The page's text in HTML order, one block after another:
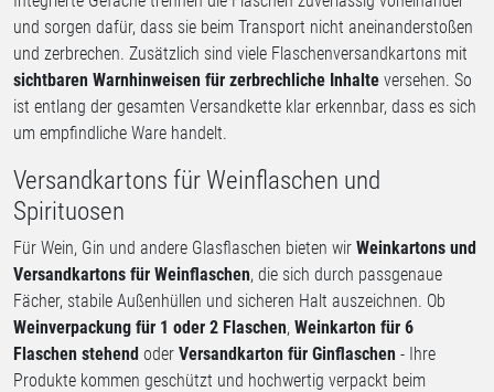
und sorgen dafür, dass sie beim Transport nicht aneinanderstoßen
und zerbrechen. Zusätzlich sind viele Flaschenversandkartons mit
sichtbaren Warnhinweisen für zerbrechliche Inhalte versehen. So
ist entlang der gesamten Versandkette klar erkennbar, dass es sich
um empfindliche Ware handelt.
Versandkartons für Weinflaschen und
Spirituosen
Für Wein, Gin und andere Glasflaschen bieten wir Weinkartons und
Versandkartons für Weinflaschen, die sich durch passgenaue
Fächer, stabile Außenhüllen und sicheren Halt auszeichnen. Ob
Weinverpackung für 1 oder 2 Flaschen, Weinkarton für 6
Flaschen stehend oder Versandkarton für Ginflaschen - Ihre
Produkte kommen geschützt und hochwertig verpackt beim